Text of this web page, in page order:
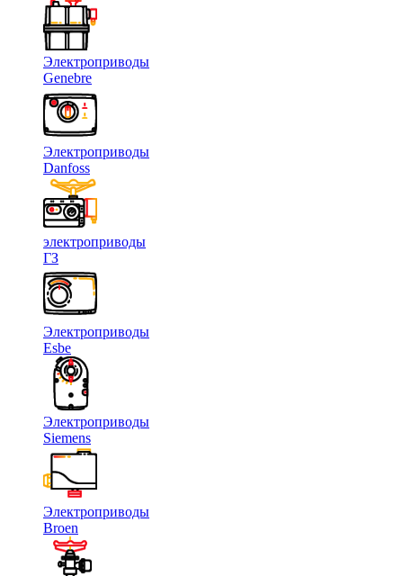
Электроприводы
Genebre
Электроприводы
Danfoss
электроприводы
ГЗ
Электроприводы
Esbe
Электроприводы
Siemens
Электроприводы
Broen